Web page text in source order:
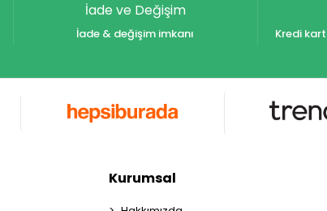
İade ve Değişim
İade & değişim imkanı Kredi
Kurumsal